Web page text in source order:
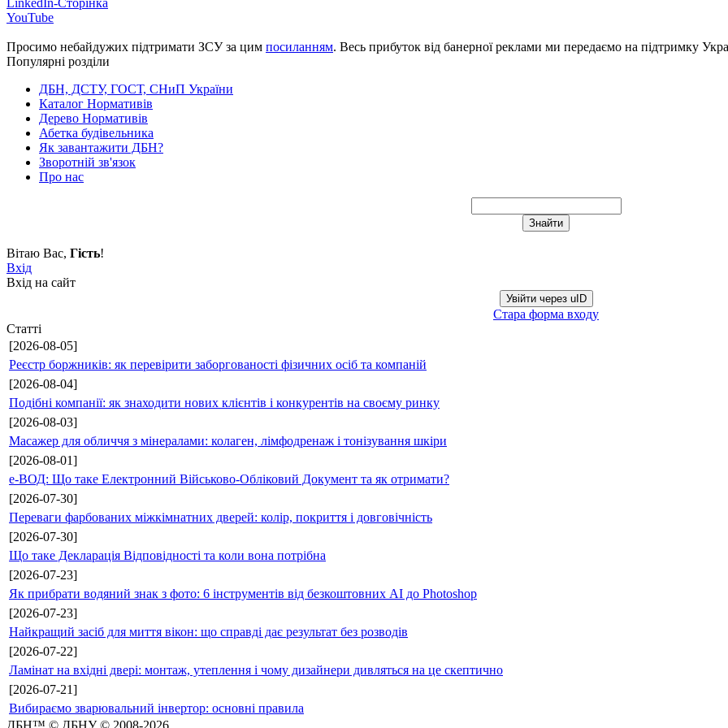
YouTube
Просимо небайдужих підтримати ЗСУ за цим посиланням. Весь прибуток від банерної реклами ми передаємо на підтримку
Популярні розділи
ДБН, ДСТУ, ГОСТ, СНиП України
Каталог Нормативів
Дерево Нормативів
Абетка будівельника
Як завантажити ДБН?
Зворотній зв'язок
Про нас
Вітаю Вас, Гість!
Вхід
Вхід на сайт
Увійти через uID
Стара форма входу
Статті
[2026-08-05]
Реєстр боржників: як перевірити заборгованості фізичних осіб та компаній
[2026-08-04]
Подібні компанії: як знаходити нових клієнтів і конкурентів на своєму ринку
[2026-08-03]
Масажер для обличчя з мінералами: колаген, лімфодренаж і тонізування шкіри
[2026-08-01]
е-ВОД: Що таке Електронний Військово-Обліковий Документ та як отримати?
[2026-07-30]
Переваги фарбованих міжкімнатних дверей: колір, покриття і довговічність
[2026-07-30]
Що таке Декларація Відповідності та коли вона потрібна
[2026-07-23]
Як прибрати водяний знак з фото: 6 інструментів від безкоштовних AI до Photoshop
[2026-07-23]
Найкращий засіб для миття вікон: що справді дає результат без розводів
[2026-07-22]
Ламінат на вхідні двері: монтаж, утеплення і чому дизайнери дивляться на це скептично
[2026-07-21]
Вибираємо зварювальний інвертор: основні правила
ДБН™ © ДБНУ © 2008-2026